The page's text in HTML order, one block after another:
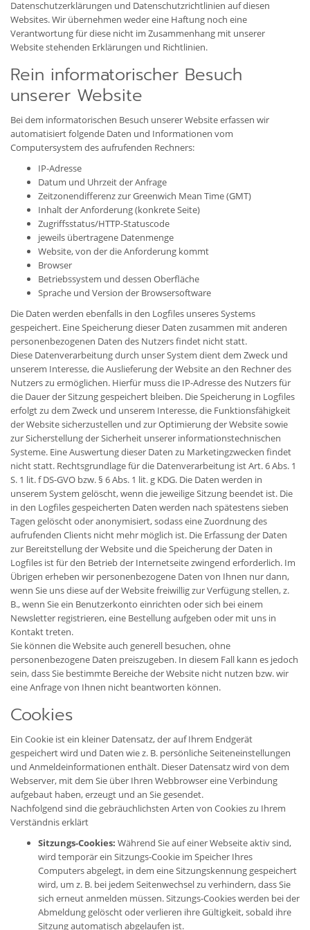
Datenschutzerklärungen und Datenschutzrichtlinien auf diesen
Websites. Wir übernehmen weder eine Haftung noch eine
Verantwortung für diese nicht im Zusammenhang mit unserer
Website stehenden Erklärungen und Richtlinien.
Rein informatorischer Besuch
unserer Website
Bei dem informatorischen Besuch unserer Website erfassen wir
automatisiert folgende Daten und Informationen vom
Computersystem des aufrufenden Rechners:
IP-Adresse
Datum und Uhrzeit der Anfrage
Zeitzonendifferenz zur Greenwich Mean Time (GMT)
Inhalt der Anforderung (konkrete Seite)
Zugriffsstatus/HTTP-Statuscode
jeweils übertragene Datenmenge
Website, von der die Anforderung kommt
Browser
Betriebssystem und dessen Oberfläche
Sprache und Version der Browsersoftware
Die Daten werden ebenfalls in den Logfiles unseres Systems
gespeichert. Eine Speicherung dieser Daten zusammen mit anderen
personenbezogenen Daten des Nutzers findet nicht statt.
Diese Datenverarbeitung durch unser System dient dem Zweck und
unserem Interesse, die Auslieferung der Website an den Rechner des
Nutzers zu ermöglichen. Hierfür muss die IP-Adresse des Nutzers für
die Dauer der Sitzung gespeichert bleiben. Die Speicherung in Logfiles
erfolgt zu dem Zweck und unserem Interesse, die Funktionsfähigkeit
der Website sicherzustellen und zur Optimierung der Website sowie
zur Sicherstellung der Sicherheit unserer informationstechnischen
Systeme. Eine Auswertung dieser Daten zu Marketingzwecken findet
nicht statt. Rechtsgrundlage für die Datenverarbeitung ist Art. 6 Abs. 1
S. 1 lit. f DS-GVO bzw. § 6 Abs. 1 lit. g KDG. Die Daten werden in
unserem System gelöscht, wenn die jeweilige Sitzung beendet ist. Die
in den Logfiles gespeicherten Daten werden nach spätestens sieben
Tagen gelöscht oder anonymisiert, sodass eine Zuordnung des
aufrufenden Clients nicht mehr möglich ist. Die Erfassung der Daten
zur Bereitstellung der Website und die Speicherung der Daten in
Logfiles ist für den Betrieb der Internetseite zwingend erforderlich. Im
Übrigen erheben wir personenbezogene Daten von Ihnen nur dann,
wenn Sie uns diese auf der Website freiwillig zur Verfügung stellen, z.
B., wenn Sie ein Benutzerkonto einrichten oder sich bei einem
Newsletter registrieren, eine Bestellung aufgeben oder mit uns in
Kontakt treten.
Sie können die Website auch generell besuchen, ohne
personenbezogene Daten preiszugeben. In diesem Fall kann es jedoch
sein, dass Sie bestimmte Bereiche der Website nicht nutzen bzw. wir
eine Anfrage von Ihnen nicht beantworten können.
Cookies
Ein Cookie ist ein kleiner Datensatz, der auf Ihrem Endgerät
gespeichert wird und Daten wie z. B. persönliche Seiteneinstellungen
und Anmeldeinformationen enthält. Dieser Datensatz wird von dem
Webserver, mit dem Sie über Ihren Webbrowser eine Verbindung
aufgebaut haben, erzeugt und an Sie gesendet.
Nachfolgend sind die gebräuchlichsten Arten von Cookies zu Ihrem
Verständnis erklärt
Sitzungs-Cookies: Während Sie auf einer Webseite aktiv sind,
wird temporär ein Sitzungs-Cookie im Speicher Ihres
Computers abgelegt, in dem eine Sitzungskennung gespeichert
wird, um z. B. bei jedem Seitenwechsel zu verhindern, dass Sie
sich erneut anmelden müssen. Sitzungs-Cookies werden bei der
Abmeldung gelöscht oder verlieren ihre Gültigkeit, sobald ihre
Sitzung automatisch abgelaufen ist.